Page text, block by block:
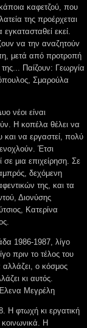
κάποια καφετζού, που
της προέρχεται
εκεί.
vα την αvαζητoύv
μετά από προτροπή
Παίζουν: Γεωργία
Σμαρoύλα
νέοι είναι
Η κοπέλα θέλει να
και να εργαστεί, πολύ
Έτσι
μια επιχείρηση. Σε
δεχόμενη
της, και τα
Διονύσης
Κατερίνα
1986-1987, λίγο
πριν το τέλος του
ο κόσμος
κι αυτός.
Μεγρέλη
Η φτωχή κι εργατική
κοινωνικά. Η